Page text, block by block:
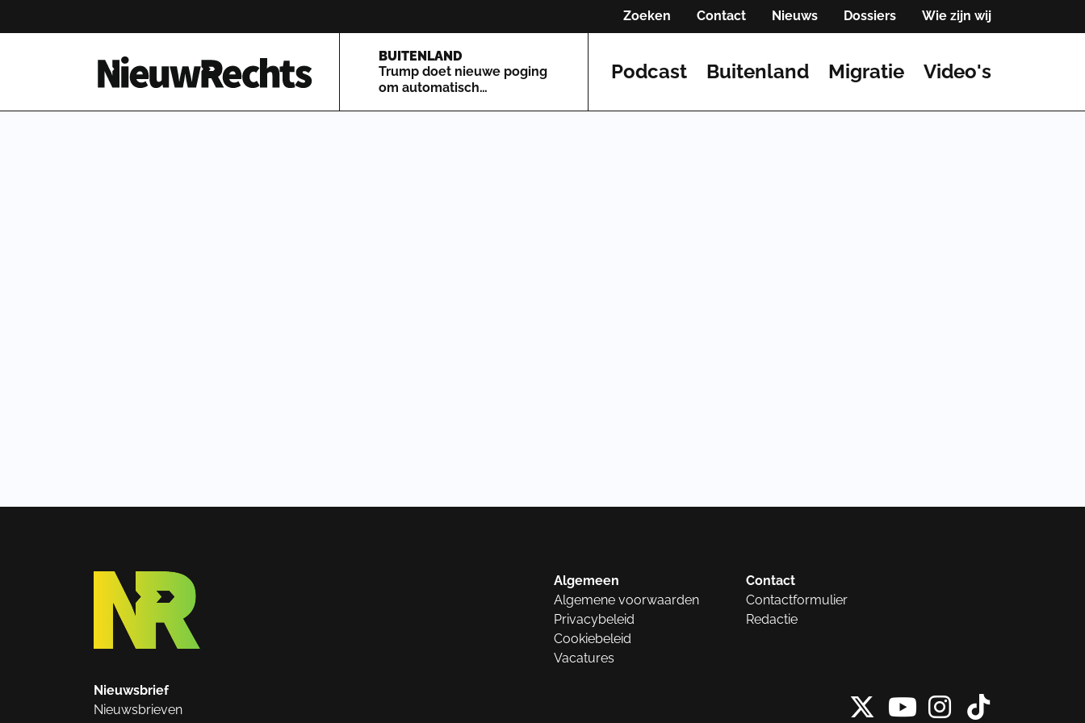
Zoeken Contact Nieuws Dossiers Wie zijn wij
Homepage van NieuwRechts
BUITENLAND
Trump doet nieuwe poging
om automatisch
Podcast Buitenland Migratie Video's
Algemeen
Algemene voorwaarden
Privacybeleid
Cookiebeleid
Vacatures
Contact
Contactformulier
Redactie
Nieuwsbrief
Nieuwsbrieven
X vanInstagram
Tiktok